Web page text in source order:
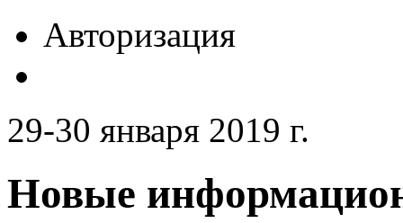
Авторизация
29-30 января 2019 г.
Новые